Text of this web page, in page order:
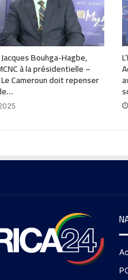
Bouhga-Hagbe,
à la présidentielle –
Cameroun doit repenser